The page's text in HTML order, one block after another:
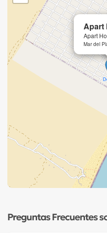
Apart
Apart
Mar del
Preguntas Frecuentes